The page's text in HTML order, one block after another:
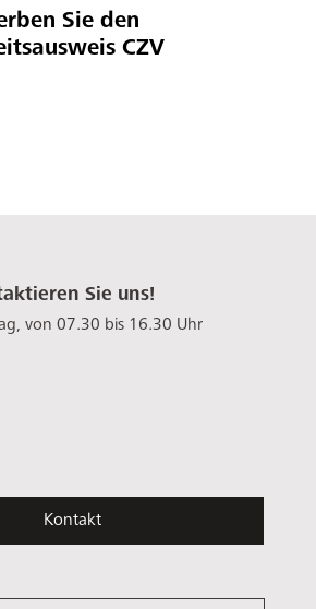
Sie den
CZV
Sie uns!
von 07.30 bis 16.30 Uhr
Kontakt